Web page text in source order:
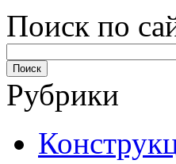
Поиск по
Рубрики